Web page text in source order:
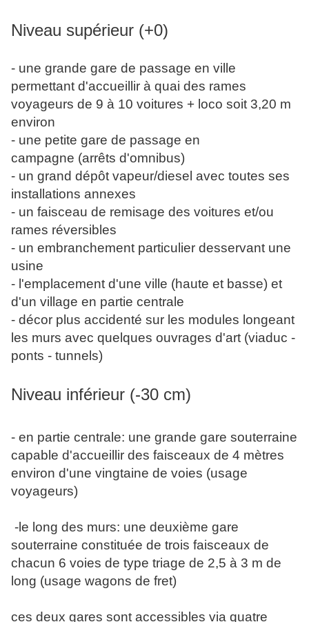
Niveau supérieur (+0)
- une grande gare de passage en ville
permettant d'accueillir à quai des rames
voyageurs de 9 à 10 voitures + loco soit 3,20 m
environ
- une petite gare de passage en
campagne (arrêts d'omnibus)
- un grand dépôt vapeur/diesel avec toutes ses
installations annexes
- un faisceau de remisage des voitures et/ou
rames réversibles
- un embranchement particulier desservant une
usine
- l'emplacement d'une ville (haute et basse) et
d'un village en partie centrale
- décor plus accidenté sur les modules longeant
les murs avec quelques ouvrages d'art (viaduc -
ponts - tunnels)
Niveau inférieur (-30 cm)
- en partie centrale: une grande gare souterraine
capable d'accueillir des faisceaux de 4 mètres
environ d'une vingtaine de voies (usage
voyageurs)
-le long des murs: une deuxième gare
souterraine constituée de trois faisceaux de
chacun 6 voies de type triage de 2,5 à 3 m de
long (usage wagons de fret)
ces deux gares sont accessibles via quatre